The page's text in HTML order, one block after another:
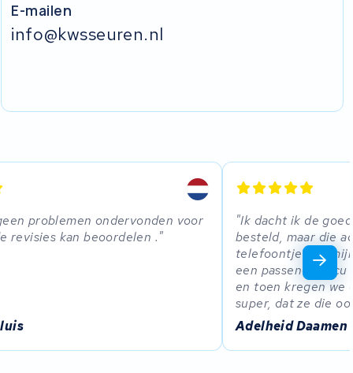
E-mailen
info@kwsseuren.nl
problemen ondervonden voor
revisies kan beoordelen .
Ik dacht ik de
besteld, maar die
telefoontje kon
een passende
en toen kregen we
super, dat ze die
Adelheid Daamen